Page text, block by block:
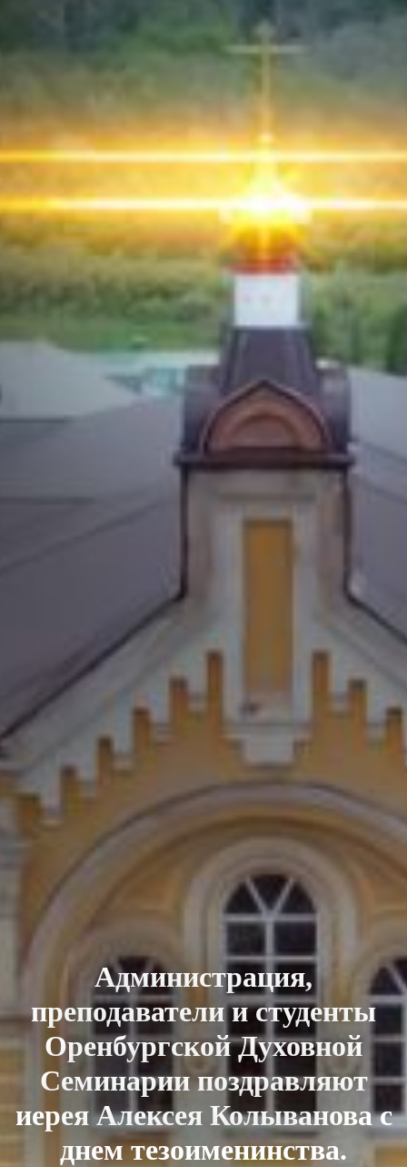
Администрация,
преподаватели и студенты
Оренбургской Духовной
Семинарии поздравляют
иерея Алексея Колыванова с
днем тезоименинства.